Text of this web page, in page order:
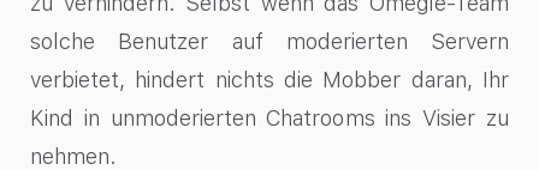
solche Benutzer auf moderierten Servern
verbietet, hindert nichts die Mobber daran, Ihr
Kind in unmoderierten Chatrooms ins Visier zu
nehmen.